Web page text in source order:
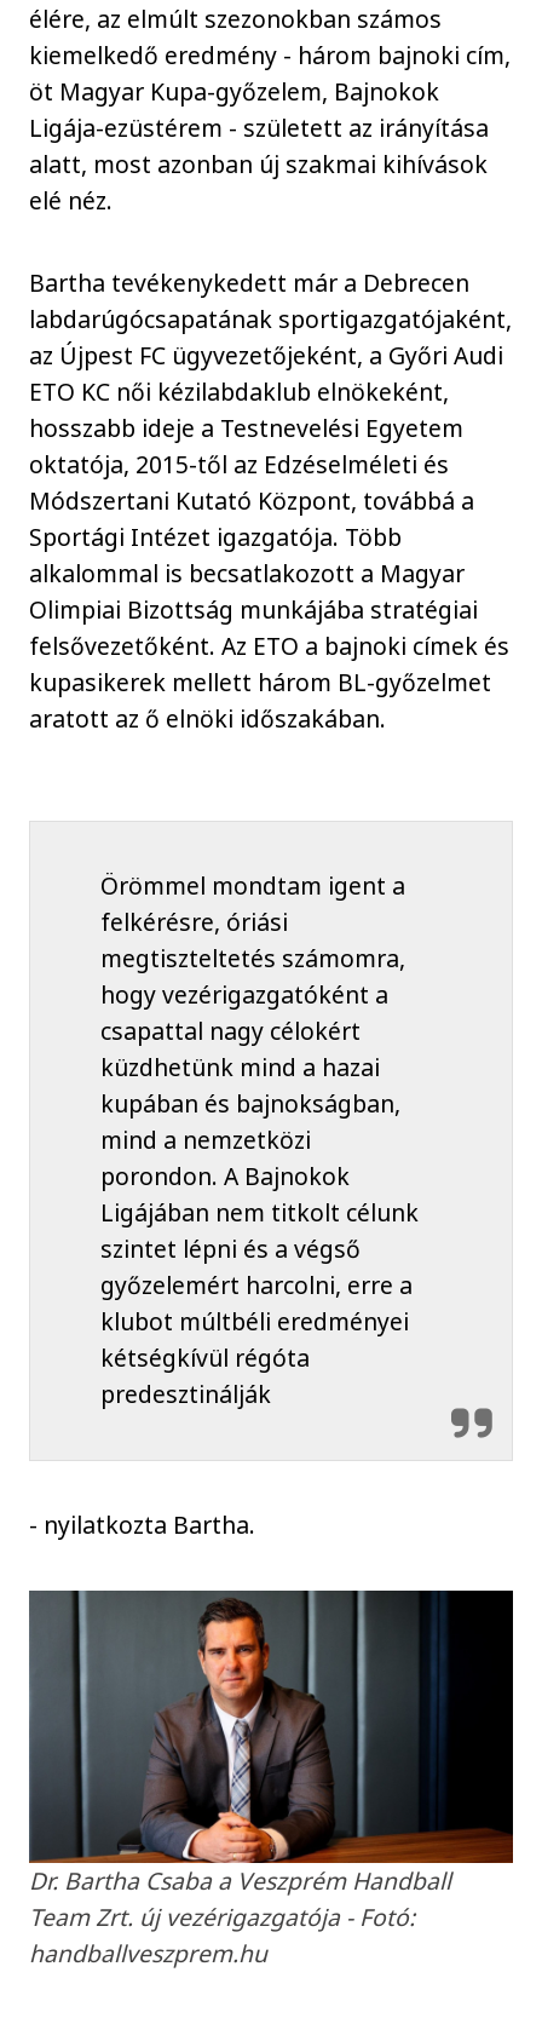
élére, az elmúlt szezonokban számos
kiemelkedő eredmény - három bajnoki cím,
öt Magyar Kupa-győzelem, Bajnokok
Ligája-ezüstérem - született az irányítása
alatt, most azonban új szakmai kihívások
elé néz.
Bartha tevékenykedett már a Debrecen
labdarúgócsapatának sportigazgatójaként,
az Újpest FC ügyvezetőjeként, a Győri Audi
ETO KC női kézilabdaklub elnökeként,
hosszabb ideje a Testnevelési Egyetem
oktatója, 2015-től az Edzéselméleti és
Módszertani Kutató Központ, továbbá a
Sportági Intézet igazgatója. Több
alkalommal is becsatlakozott a Magyar
Olimpiai Bizottság munkájába stratégiai
felsővezetőként. Az ETO a bajnoki címek és
kupasikerek mellett három BL-győzelmet
aratott az ő elnöki időszakában.
Örömmel mondtam igent a
felkérésre, óriási
megtiszteltetés számomra,
hogy vezérigazgatóként a
csapattal nagy célokért
küzdhetünk mind a hazai
kupában és bajnokságban,
mind a nemzetközi
porondon. A Bajnokok
Ligájában nem titkolt célunk
szintet lépni és a végső
győzelemért harcolni, erre a
klubot múltbéli eredményei
kétségkívül régóta
predesztinálják
- nyilatkozta Bartha.
Dr. Bartha Csaba a Veszprém Handball
Team Zrt. új vezérigazgatója - Fotó:
handballveszprem.hu